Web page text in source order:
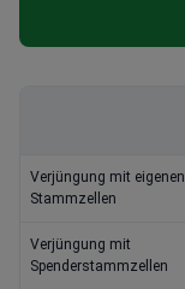
Verjüngung mit eigenen
Stammzellen
Verjüngung mit
Spenderstammzellen